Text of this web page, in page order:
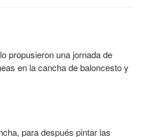
propusieron una jornada de
en la cancha de baloncesto y
para después pintar las